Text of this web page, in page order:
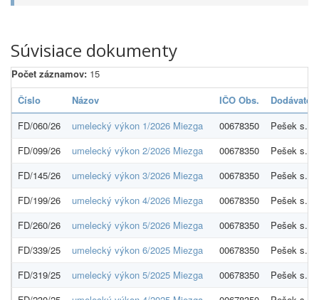
Súvisiace dokumenty
Počet záznamov: 15
Číslo
Názov IČO Obs.
Dodávateľ
FD/060/26
umelecký výkon 1/2026 Miezga 00678350
Pešek
FD/099/26
umelecký výkon 2/2026 Miezga 00678350
Pešek
FD/145/26
umelecký výkon 3/2026 Miezga 00678350
Pešek
FD/199/26
umelecký výkon 4/2026 Miezga 00678350
Pešek
FD/260/26
umelecký výkon 5/2026 Miezga 00678350
Pešek
FD/339/25
umelecký výkon 6/2025 Miezga 00678350
Pešek
FD/319/25
umelecký výkon 5/2025 Miezga 00678350
Pešek